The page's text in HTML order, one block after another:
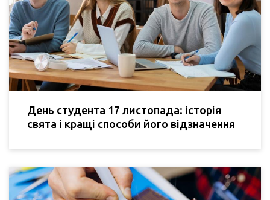
День студента 17 листопада: історія
свята і кращі способи його відзначення